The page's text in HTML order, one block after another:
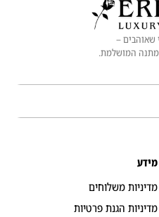
–
משלוחים
הגנת פרטיות